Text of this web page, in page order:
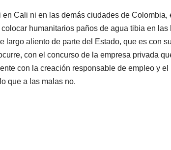
en Cali ni en las demás ciudades de
colocar humanitarios paños de agua tibia en
largo aliento de parte del Estado, que es con
con el concurso de la empresa privada
con la creación responsable de empleo y
que a las malas no.